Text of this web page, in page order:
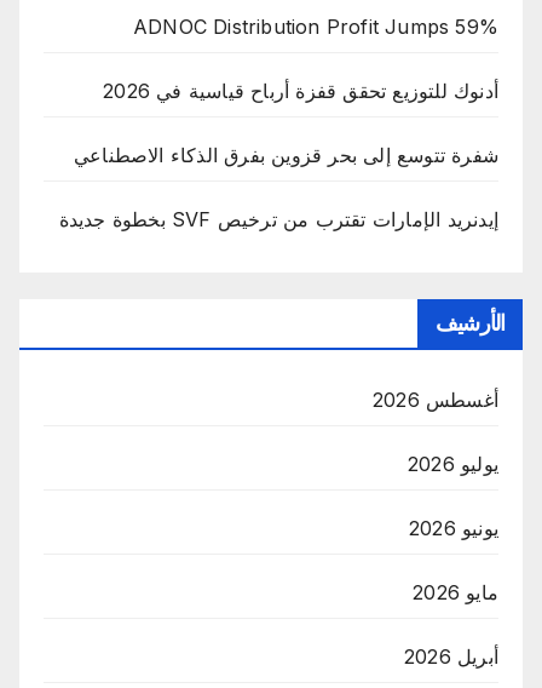
ADNOC Distribution Profit Jumps 59%
أدنوك للتوزيع تحقق قفزة أرباح قياسية في 2026
شفرة تتوسع إلى بحر قزوين بفرق الذكاء الاصطناعي
إيدنريد الإمارات تقترب من ترخيص SVF بخطوة جديدة
الأرشيف
أغسطس 2026
يوليو 2026
يونيو 2026
مايو 2026
أبريل 2026